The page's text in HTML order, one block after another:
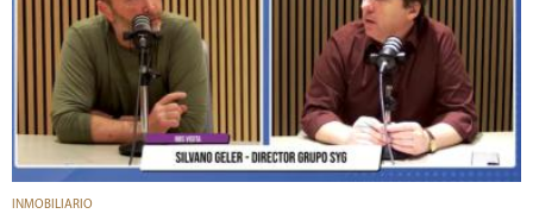
INMOBILIARIO